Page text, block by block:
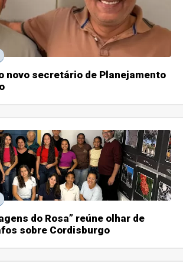
novo secretário de Planejamento
do Rosa” reúne olhar de
sobre Cordisburgo